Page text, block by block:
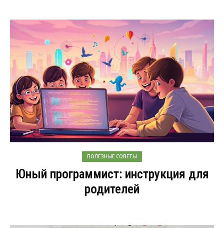
ПОЛЕЗНЫЕ СОВЕТЫ
Юный программист: инструкция для
родителей